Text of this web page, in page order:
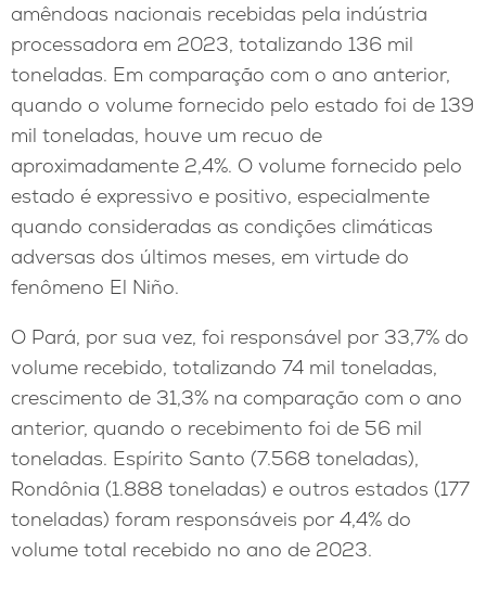
amêndoas nacionais recebidas pela indústria
processadora em 2023, totalizando 136 mil
toneladas. Em comparação com o ano anterior,
quando o volume fornecido pelo estado foi de 139
mil toneladas, houve um recuo de
aproximadamente 2,4%. O volume fornecido pelo
estado é expressivo e positivo, especialmente
quando consideradas as condições climáticas
adversas dos últimos meses, em virtude do
fenômeno El Niño.
O Pará, por sua vez, foi responsável por 33,7% do
volume recebido, totalizando 74 mil toneladas,
crescimento de 31,3% na comparação com o ano
anterior, quando o recebimento foi de 56 mil
toneladas. Espírito Santo (7.568 toneladas),
Rondônia (1.888 toneladas) e outros estados (177
toneladas) foram responsáveis por 4,4% do
volume total recebido no ano de 2023.